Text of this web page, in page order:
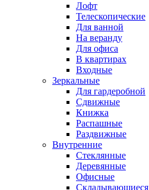
Лофт
Телескопические
Для ванной
На веранду
Для офиса
В квартирах
Входные
Зеркальные
Для гардеробной
Сдвижные
Книжка
Распашные
Раздвижные
Внутренние
Стеклянные
Деревянные
Офисные
Складывающиеся